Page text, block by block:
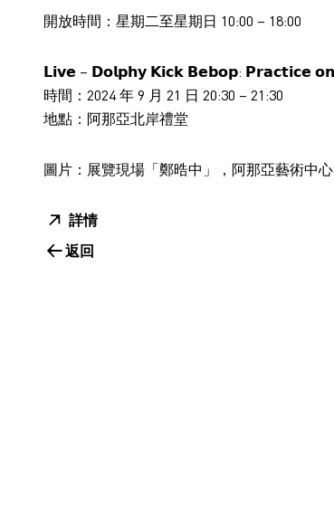
開放時間：星期二至星期日 10:00 – 18:00
𝗟𝗶𝘃𝗲 – 𝗗𝗼𝗹𝗽𝗵𝘆 𝗞𝗶𝗰𝗸 𝗕𝗲𝗯𝗼𝗽: 𝗣𝗿𝗮𝗰𝘁𝗶𝗰𝗲
時間：2024 年 9 月 21 日 20:30 – 21:30
地點：阿那亞北岸禮堂
圖片：展覽現場「鄭晧中」，阿那亞藝術中
詳情
返回